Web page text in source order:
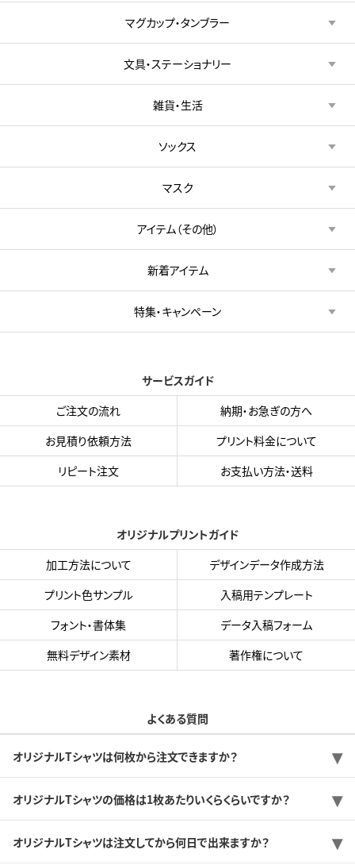
マグカップ・タンブラー
文具・ステーショナリー
雑貨・生活
ソックス
マスク
アイテム（その他）
新着アイテム
特集・キャンペーン
サービスガイド
ご注文の流れ
納期・お急ぎの方へ
お見積り依頼方法
プリント料金について
リピート注文
お支払い方法・送料
オリジナルプリントガイド
加工方法について
デザインデータ作成方法
プリント色サンプル
入稿用テンプレート
フォント・書体集
データ入稿フォーム
無料デザイン素材
著作権について
よくある質問
オリジナルTシャツは何枚から注文できますか？
オリジナルTシャツの価格は1枚あたりいくらくらいですか？
オリジナルTシャツは注文してから何日で出来ますか？